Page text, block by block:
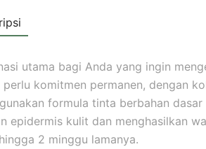
utama bagi Anda yang ingin
perlu komitmen permanen, dengan
formula tinta berbahan
epidermis kulit dan menghasilkan
2 minggu lamanya.